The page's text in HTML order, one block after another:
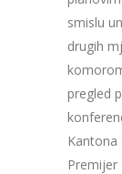
smislu
drugih
pregled
Kantona
Premijer